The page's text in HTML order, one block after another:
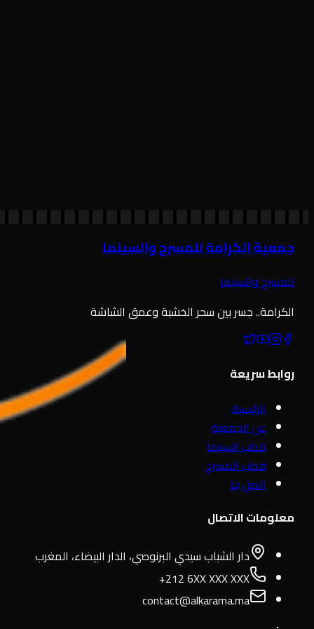
جمعية الكرامة للمسرح والسينما
للمسرح والسينما
الكرامة.. جسر بين سحر الخشبة وعمق الشاشة
روابط سريعة
الرئيسية
عن الجمعية
قطب السينما
قطب المسرح
اتصل بنا
معلومات الاتصال
دار الشباب سيدي البرنوصي، الدار البيضاء، المغرب
+212 6XX XXX XXX
contact@alkarama.ma